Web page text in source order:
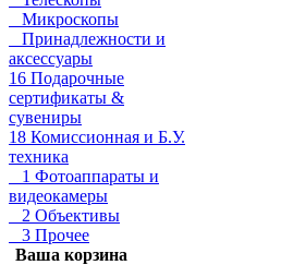
Микроскопы
Принадлежности и
аксессуары
16 Подарочные
сертификаты &
сувениры
18 Комиссионная и Б.У.
техника
1 Фотоаппараты и
видеокамеры
2 Объективы
3 Прочее
Ваша корзина